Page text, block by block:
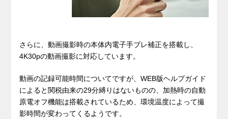
さらに、動画撮影時の本体内電子手ブレ補正を搭載し、
4K30pの動画撮影に対応しています。
動画の記録可能時間についてですが、WEB版ヘルプガイド
によると関税由来の29分縛りはないものの、加熱時の自動
原電オフ機能は搭載されているため、環境温度によって撮
影時間が変わってくるようです。